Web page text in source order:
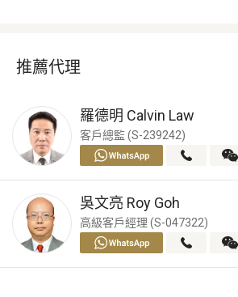
推薦代理
羅德明 Calvin Law
客戶總監 (S-239242)
吳文亮 Roy Goh
高級客戶經理 (S-047322)